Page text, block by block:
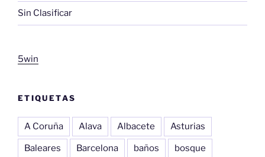
Sin Clasificar
5win
ETIQUETAS
A Coruña Alava Albacete Asturias
Baleares Barcelona baños bosque